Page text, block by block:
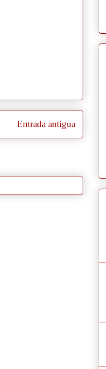
Entrada antigua